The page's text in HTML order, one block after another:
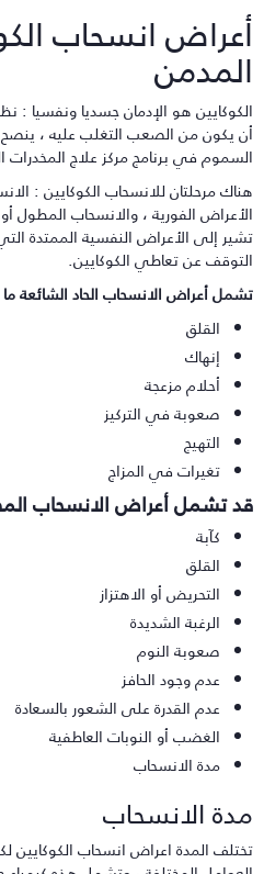
انسحاب
هو الإدمان جسديا ونفسيا :
يكون من الصعب التغلب عليه ، ينصح
في برنامج مركز علاج المخدرات
مرحلتان للانسحاب الكوكايين :
الفورية ، والانسحاب المطول أو
إلى الأعراض النفسية الممتدة
عن تعاطي الكوكايين.
أعراض الانسحاب الحاد الشائعة ما
القلق
إنهاك
أحلام مزعجة
صعوبة في التركيز
التهيج
تغيرات في المزاج
تشمل أعراض الانسحاب
كآبة
القلق
التحريض أو الاهتزاز
الرغبة الشديدة
صعوبة النوم
عدم وجود الحافز
عدم القدرة على الشعور بالسعادة
الغضب أو النوبات العاطفية
مدة الانسحاب
الانسحاب
المدة اعراض انسحاب الكوكايين